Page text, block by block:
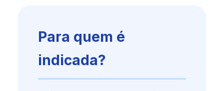
Para quem é
indicada?